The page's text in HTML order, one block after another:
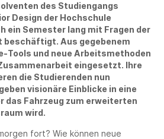
des Studiengangs
Design der Hochschule
ein Semester lang mit Fragen der
beschäftigt. Aus gegebenem
Tools und neue Arbeitsmethoden
eingesetzt. Ihre
die Studierenden nun
visionäre Einblicke in eine
das Fahrzeug zum erweiterten
wird.
fort? Wie können neue